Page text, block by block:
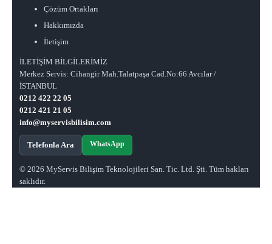
Çözüm Ortakları
Hakkımızda
İletişim
İLETİŞİM BİLGİLERİMİZ
Merkez Servis: Cihangir Mah.Talatpaşa Cad.No:66 Avcılar /
İSTANBUL
0212 422 22 05
0212 421 21 05
info@myservisbilisim.com
Telefonla Ara WhatsApp
© 2026 MyServis Bilişim Teknolojileri San. Tic. Ltd. Şti. Tüm hakları
saklıdır.